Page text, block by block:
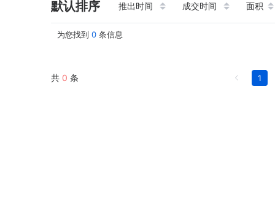
默认排序 推出时间 成交时间 面积
为您找到 0 条信息
共 0 条 1